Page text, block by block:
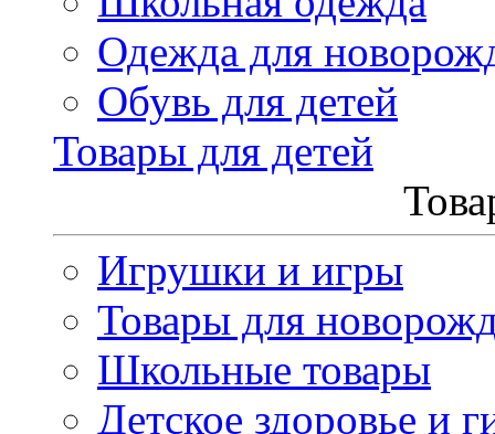
Одежда для
Обувь для детей
Товары для детей
Игрушки и игры
Товары для
Школьные товары
Детское здоровье и